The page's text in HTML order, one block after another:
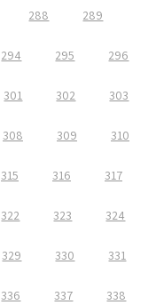
288 289
294 295 296
301 302 303
308 309 310
315 316 317
322 323 324
329 330 331
336 337 338